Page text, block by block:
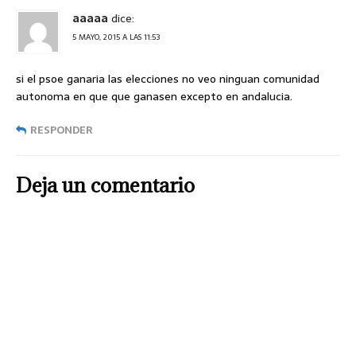
aaaaa dice:
5 MAYO, 2015 A LAS 11:53
si el psoe ganaria las elecciones no veo ninguan comunidad
autonoma en que que ganasen excepto en andalucia.
RESPONDER
Deja un comentario